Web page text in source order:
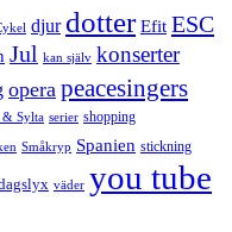
djur dotter Efit ESC
Jul kan själv konserter
opera peacesingers
& Sylta serier shopping
Småkryp Spanien stickning
väder you tube